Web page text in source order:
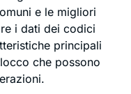
e le migliori
i dati dei codici
principali
che possono